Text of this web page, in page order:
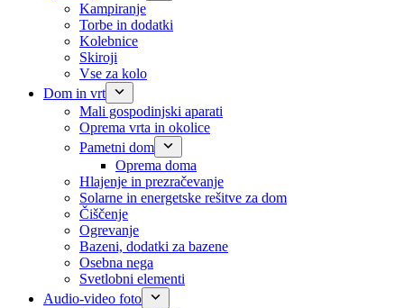
Kampiranje
Torbe in dodatki
Kolebnice
Skiroji
Vse za kolo
Dom in vrt
Mali gospodinjski aparati
Oprema vrta in okolice
Pametni dom
Oprema doma
Hlajenje in prezračevanje
Solarne in energetske rešitve za dom
Čiščenje
Ogrevanje
Bazeni, dodatki za bazene
Osebna nega
Svetlobni elementi
Audio-video foto